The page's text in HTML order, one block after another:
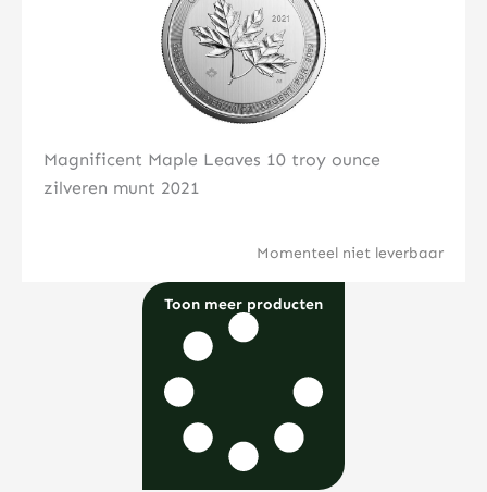
Magnificent Maple Leaves 10 troy ounce
zilveren munt 2021
Momenteel niet leverbaar
Toon meer producten